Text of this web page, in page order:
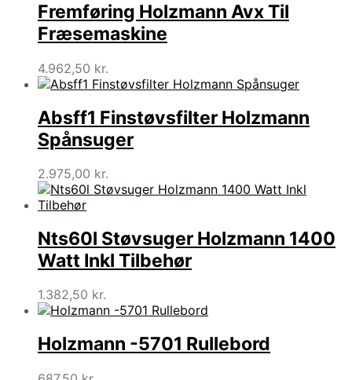
Fremføring Holzmann Avx Til
Fræsemaskine
4.962,50 kr.
Absff1 Finstøvsfilter Holzmann
Spånsuger
2.975,00 kr.
Nts60l Støvsuger Holzmann 1400
Watt Inkl Tilbehør
1.382,50 kr.
Holzmann -5701 Rullebord